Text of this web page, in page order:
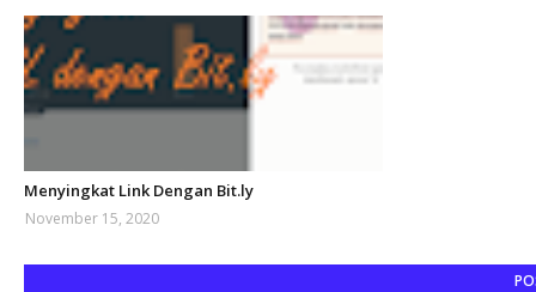
Menyingkat Link Dengan Bit.ly
November 15, 2020